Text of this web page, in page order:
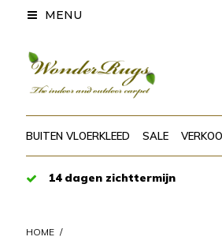
MENU
BUITEN VLOERKLEED SALE
14 dagen zichttermijn
HOME /